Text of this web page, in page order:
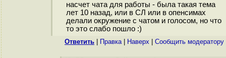
насчет чата для работы - была такая тема
лет 10 назад, или в СЛ или в опенсимах
делали окружение с чатом и голосом, но что
то это слабо пошло :)
Ответить Правка| Наверх Cообщить модератору